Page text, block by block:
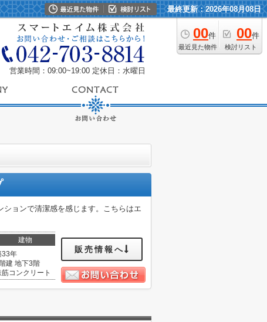
最終更新：2026年08月08日
00件
最近見た物件
00件
検討リスト
営業時間：09:00~19:00 定休日：水曜日
ョンで清潔感を感じます。こちらはエ
建物
33年
建 地下3階
筋コンクリート
販売情報へ